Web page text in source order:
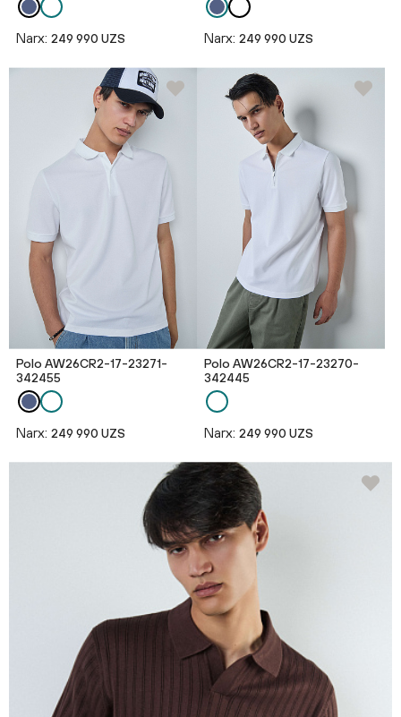
Narx: 249 990 UZS Narx: 249 990 UZS
Polo AW26CR2-17-23271-
342455
Narx: 249 990 UZS
Polo AW26CR2-17-23270-
342445
Narx: 249 990 UZS